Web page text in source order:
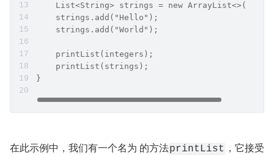
    List<String> strings = new ArrayList<>();
    strings.add("Hello");
    strings.add("World");
    printList(integers);
    printList(strings);
}
在此示例中，我们有一个名为 的方法printList ，它接受